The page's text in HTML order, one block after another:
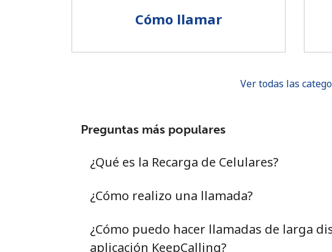
Cómo llamar
Ver todas las
Preguntas más populares
¿Qué es la Recarga de Celulares?
¿Cómo realizo una llamada?
¿Cómo puedo hacer llamadas de larga
aplicación KeepCalling?